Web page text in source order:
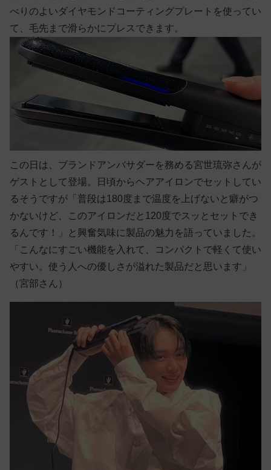
べりのよいダイヤモンドコーティングプレートを使ってい
て、毛先まで滑らかにプレスできます。
この日は、ブランドアンバサダーを務める宮世琉弥さんが
ゲストとして登場。日頃からヘアアイロンでセットしてい
るそうですが「普段は180度まで温度を上げないと癖がつ
かないけど、このアイロンだと120度でスッとセットでき
るんです！」と興奮気味に製品の魅力を語っていました。
「こんなにすごい機能を入れて、コンパクトで軽くて使い
やすい。使う人への優しさが溢れた製品だと思います」
（宮部さん）